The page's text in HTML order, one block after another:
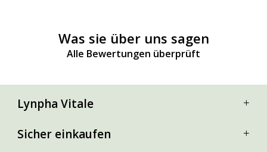
Was sie über uns sagen
Alle Bewertungen überprüft
Lynpha Vitale
Sicher einkaufen